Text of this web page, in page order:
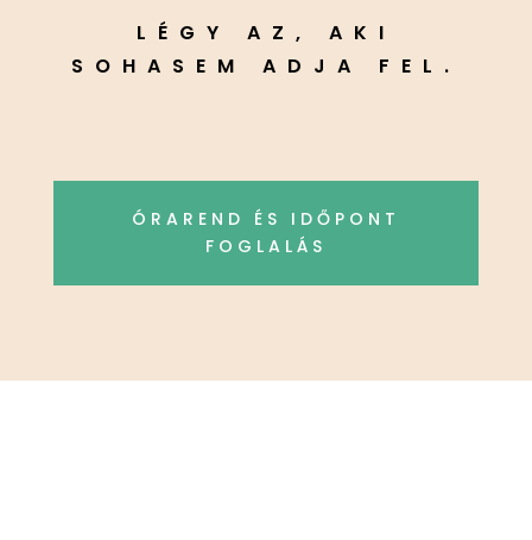
LÉGY AZ, AKI
SOHASEM ADJA FEL.
ÓRAREND ÉS IDŐPONT
FOGLALÁS